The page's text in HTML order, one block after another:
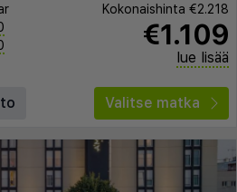
Kokonaishinta €2.218
€1.109
lue lisää
Valitse matka